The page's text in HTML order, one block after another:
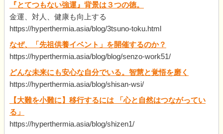
『とてつもない強運』背景は３つの徳。
金運、対人、健康も向上する
https://hyperthermia.asia/blog/3tsuno-toku.html
なぜ、「先祖供養イベント」を開催するのか？
https://hyperthermia.asia/blog/blog/senzo-work51/
どんな未来にも安心な自分でいる。智慧と覚悟を磨く
https://hyperthermia.asia/blog/shisan-wsi/
【大難を小難に】移行するには 「心と自然はつながってい
る」
https://hyperthermia.asia/blog/shizen1/